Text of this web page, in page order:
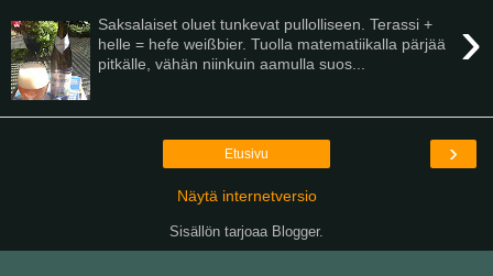
›
Saksalaiset oluet tunkevat pullolliseen. Terassi +
helle = hefe weißbier. Tuolla matematiikalla pärjää
pitkälle, vähän niinkuin aamulla suos...
›
Etusivu
Näytä internetversio
Sisällön tarjoaa Blogger.